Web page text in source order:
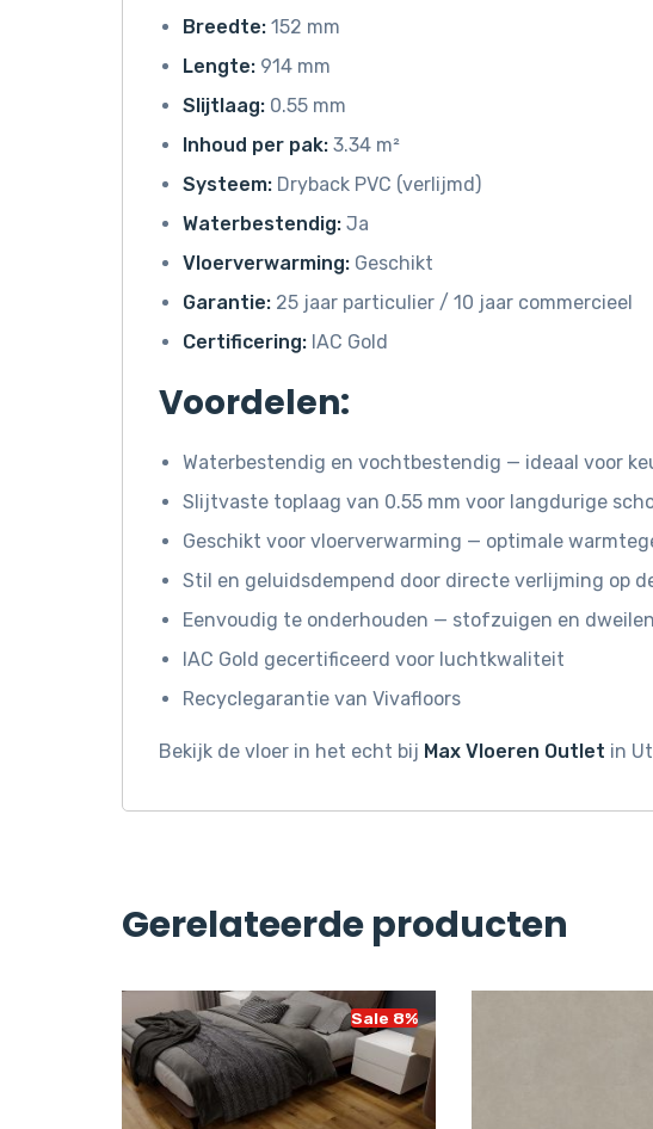
Breedte: 152 mm
Lengte: 914 mm
Slijtlaag: 0.55 mm
Inhoud per pak: 3.34 m²
Systeem: Dryback PVC (verlijmd)
Waterbestendig: Ja
Vloerverwarming: Geschikt
Garantie: 25 jaar particulier / 10 jaar commercieel
Certificering: IAC Gold
Voordelen:
Waterbestendig en vochtbestendig — ideaal voor
Slijtvaste toplaag van 0.55 mm voor langdurige
Geschikt voor vloerverwarming — optimale
Stil en geluidsdempend door directe verlijming op
Eenvoudig te onderhouden — stofzuigen en
IAC Gold gecertificeerd voor luchtkwaliteit
Recyclegarantie van Vivafloors
Bekijk de vloer in het echt bij Max Vloeren Outlet in
Gerelateerde producten
Sale 8%